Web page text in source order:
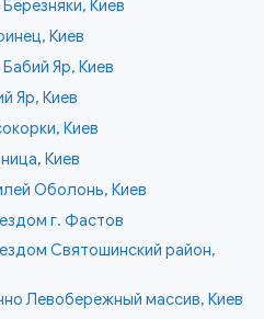
Киев
Киев
Яр, Киев
Яр, Киев
Киев
Киев
Оболонь, Киев
г. Фастов
Святошинский район,
Левобережный массив, Киев